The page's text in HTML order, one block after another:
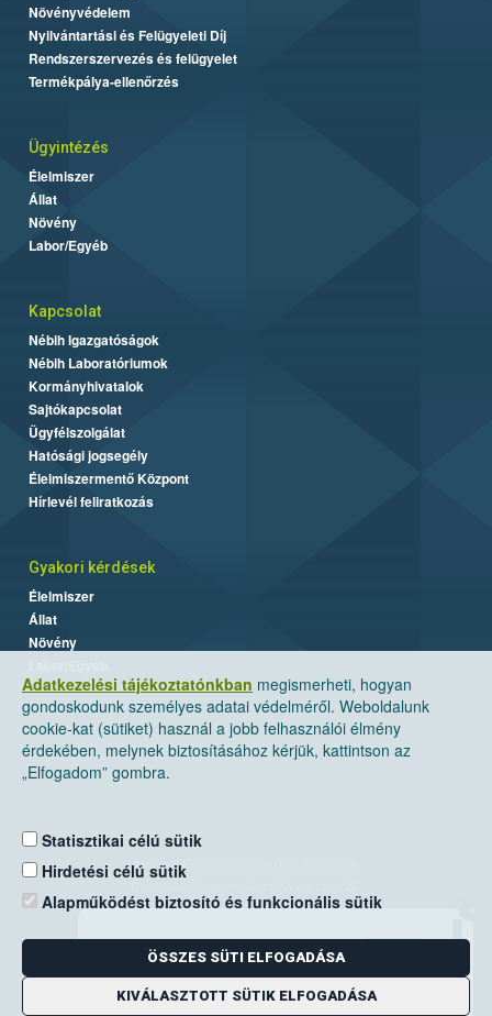
Adatkezelési tájékoztatónkban megismerheti, hogyan
gondoskodunk személyes adatai védelméről. Weboldalunk
cookie-kat (sütiket) használ a jobb felhasználói élmény
érdekében, melynek biztosításához kérjük, kattintson az
„Elfogadom” gombra.
Statisztikai célú sütik
Hirdetési célú sütik
Alapműködést biztosító és funkcionális sütik
ÖSSZES SÜTI ELFOGADÁSA
KIVÁLASZTOTT SÜTIK ELFOGADÁSA
Növényvédelem
Nyilvántartási és Felügyeleti Díj
Rendszerszervezés és felügyelet
Termékpálya-ellenőrzés
Ügyintézés
Élelmiszer
Állat
Növény
Labor/Egyéb
Kapcsolat
Nébih Igazgatóságok
Nébih Laboratóriumok
Kormányhivatalok
Sajtókapcsolat
Ügyfélszolgálat
Hatósági jogsegély
Élelmiszermentő Központ
Hírlevél feliratkozás
Gyakori kérdések
Élelmiszer
Állat
Növény
Nemzeti Élelmiszerlánc-biztonsági Hivatal
Levelezési cím: 1525 Budapest. Pf. 30.
E-mail:ugyfelszolgalat@nebih.gov.hu
Zöld szám: 06-80/263-244
Telefon: 06-1/ 336-9000